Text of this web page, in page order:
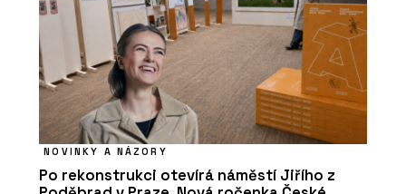
NOVINKY A NÁZORY
Po rekonstrukci otevírá náměstí Jiřího z